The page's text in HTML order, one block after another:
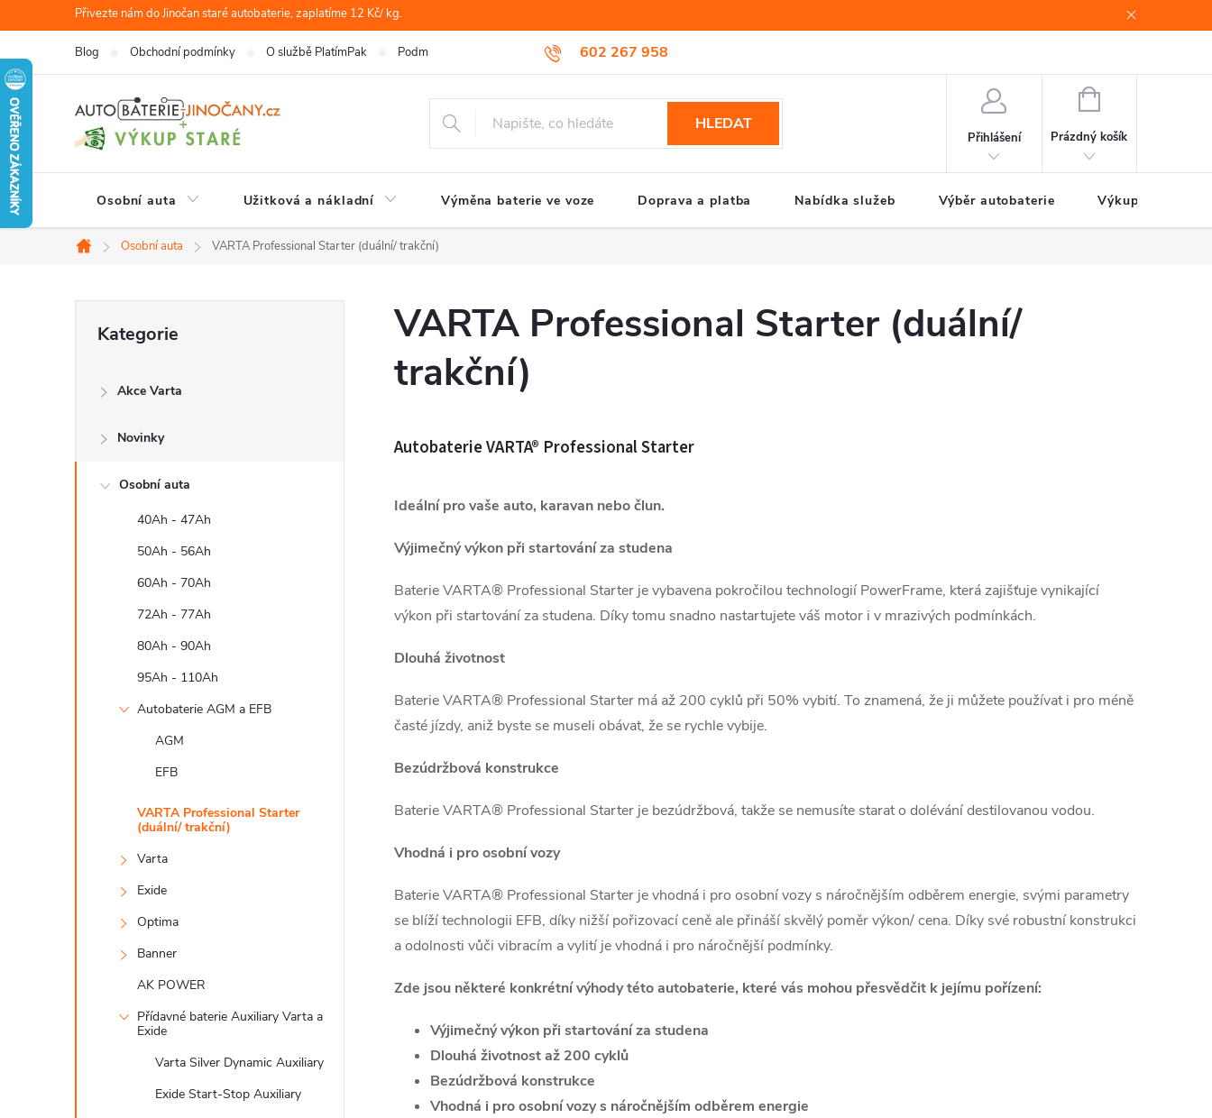
na
obsah
Přivezte nám do Jinočan staré autobaterie, zaplatíme 12 Kč/ kg.
602 267 958
Blog Obchodní podmínky O službě PlatímPak Podmínky ochrany osobních údajů Reklamační řád
HLEDAT
Přihlášení
NÁKUPNÍ
Prázdný košík
Osobní auta Užitková a nákladní Výměna baterie ve voze Doprava a platba Nabídka služeb Výběr autobaterie Výkup
Domů
Osobní auta VARTA Professional Starter (duální/ trakční)
t
kategorie
Kategorie
Akce Varta
Novinky
Osobní auta
40Ah - 47Ah
50Ah - 56Ah
60Ah - 70Ah
72Ah - 77Ah
80Ah - 90Ah
95Ah - 110Ah
Autobaterie AGM a EFB
AGM
EFB
VARTA Professional Starter
(duální/ trakční)
Varta
Exide
Optima
Banner
AK POWER
Přídavné baterie Auxiliary Varta a
Exide
Varta Silver Dynamic Auxiliary
Exide Start-Stop Auxiliary
VARTA Professional Starter (duální/
trakční)
Autobaterie VARTA® Professional Starter
Ideální pro vaše auto, karavan nebo člun.
Výjimečný výkon při startování za studena
Baterie VARTA® Professional Starter je vybavena pokročilou technologií PowerFrame, která zajišťuje vynikající
výkon při startování za studena. Díky tomu snadno nastartujete váš motor i v mrazivých podmínkách.
Dlouhá životnost
Baterie VARTA® Professional Starter má až 200 cyklů při 50% vybití. To znamená, že ji můžete používat i pro méně
časté jízdy, aniž byste se museli obávat, že se rychle vybije.
Bezúdržbová konstrukce
Baterie VARTA® Professional Starter je bezúdržbová, takže se nemusíte starat o dolévání destilovanou vodou.
Vhodná i pro osobní vozy
Baterie VARTA® Professional Starter je vhodná i pro osobní vozy s náročnějším odběrem energie, svými parametry
se blíží technologii EFB, díky nižší pořizovací ceně ale přináší skvělý poměr výkon/ cena. Díky své robustní konstrukci
a odolnosti vůči vibracím a vylití je vhodná i pro náročnější podmínky.
Zde jsou některé konkrétní výhody této autobaterie, které vás mohou přesvědčit k jejímu pořízení:
Výjimečný výkon při startování za studena
Dlouhá životnost až 200 cyklů
Bezúdržbová konstrukce
Vhodná i pro osobní vozy s náročnějším odběrem energie